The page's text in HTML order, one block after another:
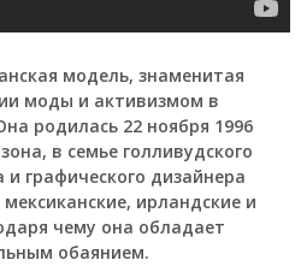
модель, знаменитая
моды и активизмом в
родилась 22 ноября 1996
в семье голливудского
графического дизайнера
ирландские и
чему она обладает
обаянием.